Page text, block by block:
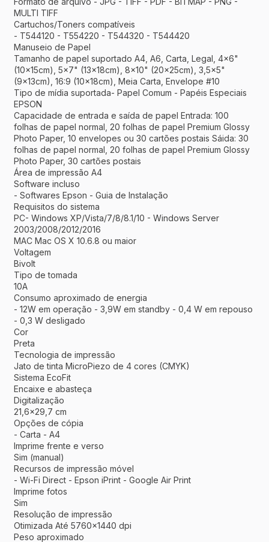
MULTI TIFF
Cartuchos/Toners compatíveis
- T544120 - T554220 - T544320 - T544420
Manuseio de Papel
Tamanho de papel suportado A4, A6, Carta, Legal, 4x6"
(10x15cm), 5x7" (13x18cm), 8x10" (20x25cm), 3,5x5"
(9x13cm), 16:9 (10x18cm), Meia Carta, Envelope #10
Tipo de mídia suportada- Papel Comum - Papéis Especiais
EPSON
Capacidade de entrada e saída de papel Entrada: 100
folhas de papel normal, 20 folhas de papel Premium Glossy
Photo Paper, 10 envelopes ou 30 cartões postais Sáida: 30
folhas de papel normal, 20 folhas de papel Premium Glossy
Photo Paper, 30 cartões postais
Área de impressão A4
Software incluso
- Softwares Epson - Guia de Instalação
Requisitos do sistema
PC- Windows XP/Vista/7/8/8.1/10 - Windows Server
2003/2008/2012/2016
MAC Mac OS X 10.6.8 ou maior
Voltagem
Bivolt
Tipo de tomada
10A
Consumo aproximado de energia
- 12W em operação - 3,9W em standby - 0,4 W em repouso
- 0,3 W desligado
Cor
Preta
Tecnologia de impressão
Jato de tinta MicroPiezo de 4 cores (CMYK)
Sistema EcoFit
Encaixe e abasteça
Digitalização
21,6x29,7 cm
Opções de cópia
- Carta - A4
Imprime frente e verso
Sim (manual)
Recursos de impressão móvel
- Wi-Fi Direct - Epson iPrint - Google Air Print
Imprime fotos
Sim
Resolução de impressão
Otimizada Até 5760x1440 dpi
Peso aproximado